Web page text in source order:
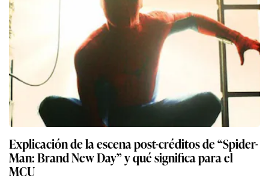
Explicación de la escena post-créditos de “Spider-
Man: Brand New Day” y qué significa para el
MCU